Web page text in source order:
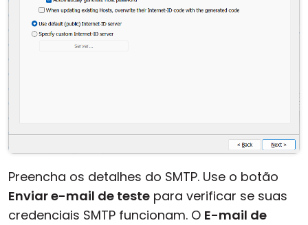
Preencha os detalhes do SMTP. Use o botão
Enviar e-mail de teste para verificar se suas
credenciais SMTP funcionam. O E-mail de